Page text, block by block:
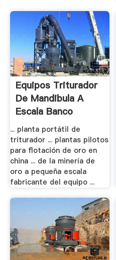
Equipos Triturador
De Mandibula A
Escala Banco
... planta portátil de
triturador ... plantas pilotos
para flotación de oro en
china ... de la minería de
oro a pequeña escala
fabricante del equipo ...